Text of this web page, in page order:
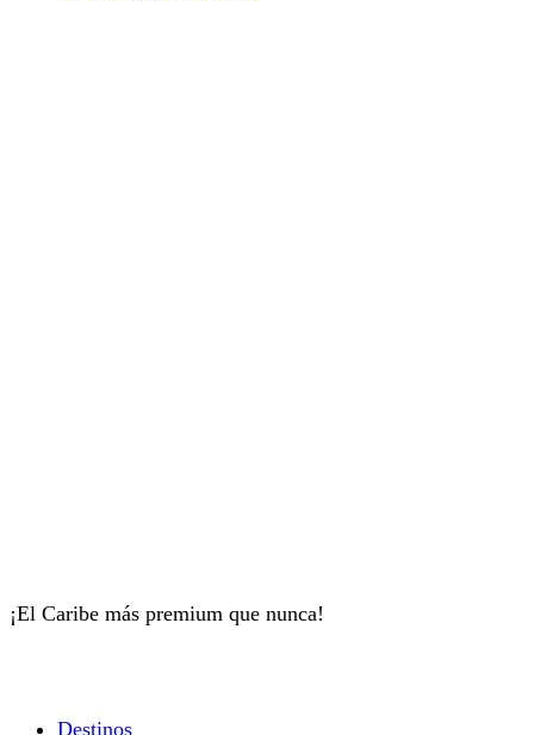
¡El Caribe más premium que nunca!
Destinos